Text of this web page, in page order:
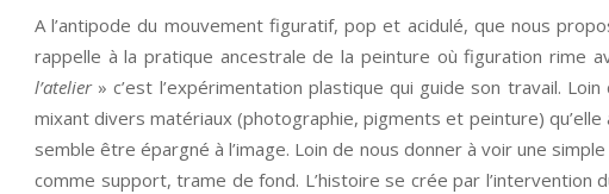
A l’antipode du mouvement figuratif, pop et acidulé, que nous
rappelle à la pratique ancestrale de la peinture où figuration rime
l’atelier» c’est l’expérimentation plastique qui guide son travail.
mixant divers matériaux (photographie, pigments et peinture)
semble être épargné à l’image. Loin de nous donner à voir une
comme support, trame de fond. L’histoire se crée par l’intervention